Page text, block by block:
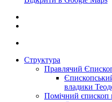
Структура
Правлячий
владики
Помічний єпископ